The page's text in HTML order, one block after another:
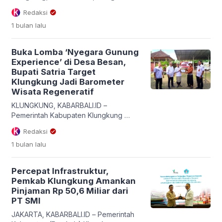
Rapat Koordinasi (Rakor) strategis
bersama Gubernur Bali, I Wayan Koster,
dan Menteri Perhubungan RI, Dudy
(9/7/2026). Pertemuan tingkat tinggi ini
secara khusus membahas percepatan
pembangunan infrastruktur transportasi
di Pulau Dewata, dengan fokus utama
pada rencana pengembangan […]
Redaksi
1 bulan lalu
Buka Lomba ‘Nyegara Gunung
Experience’ di Desa Besan,
Bupati Satria Target
Klungkung Jadi Barometer
Wisata Regeneratif
KLUNGKUNG, KABARBALI.ID –
Pemerintah Kabupaten Klungkung
mematangkan langkah nyata dalam
mewujudkan sektor pariwisata yang
tidak hanya mengejar kuantitas,
I Made Satria secara resmi membuka
kegiatan Penilaian Lapangan Lomba
Inovasi “Nyegara Gunung Experience”
yang berpusat di TPST3R Desa Besan,
Kecamatan Dawan, Klungkung, Rabu
Redaksi
1 bulan lalu
Percepat Infrastruktur,
Pemkab Klungkung Amankan
Pinjaman Rp 50,6 Miliar dari
PT SMI
JAKARTA, KABARBALI.ID – Pemerintah